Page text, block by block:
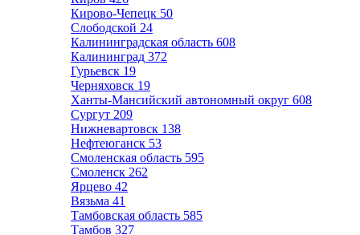
Кирово-Чепецк 50
Слободской 24
Калининградская область 608
Калининград 372
Гурьевск 19
Черняховск 19
Ханты-Мансийский автономный округ 608
Сургут 209
Нижневартовск 138
Нефтеюганск 53
Смоленская область 595
Смоленск 262
Ярцево 42
Вязьма 41
Тамбовская область 585
Тамбов 327